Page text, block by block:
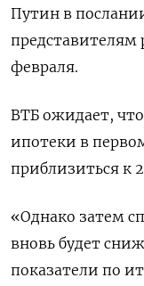
Путин в
представителям
февраля.
ВТБ ожидает,
ипотеки в
приблизиться к
«Однако затем
вновь будет
показатели по